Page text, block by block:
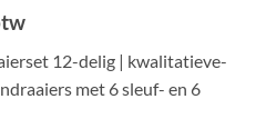
12-delig | kwalitatieve-
met 6 sleuf- en 6